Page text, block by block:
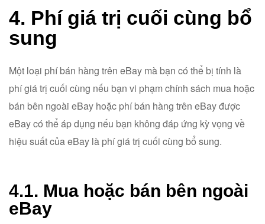
4. Phí giá trị cuối cùng bổ
sung
Một loại phí bán hàng trên eBay mà bạn có thể bị tính là
phí giá trị cuối cùng nếu bạn vi phạm chính sách mua hoặc
bán bên ngoài eBay hoặc phí bán hàng trên eBay được
eBay có thể áp dụng nếu bạn không đáp ứng kỳ vọng về
hiệu suất của eBay là phí giá trị cuối cùng bổ sung.
4.1. Mua hoặc bán bên ngoài
eBay